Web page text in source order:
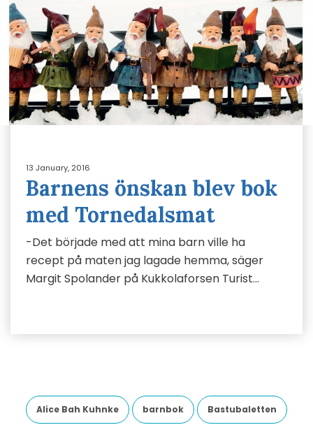
13 January, 2016
Barnens önskan blev bok
med Tornedalsmat
-Det började med att mina barn ville ha
recept på maten jag lagade hemma, säger
Margit Spolander på Kukkolaforsen Turist…
Alice Bah Kuhnke barnbok Bastubaletten